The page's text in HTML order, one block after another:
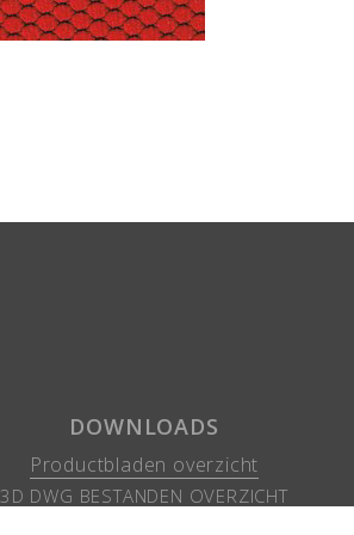
DOWNLOADS
Productbladen overzicht
3D DWG BESTANDEN OVERZICHT